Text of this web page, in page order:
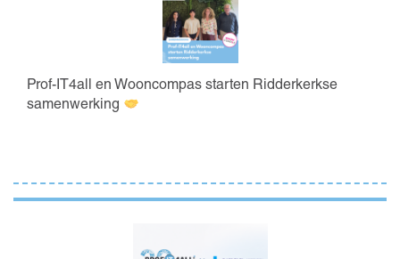
Prof-IT4all en Wooncompas starten Ridderkerkse
samenwerking